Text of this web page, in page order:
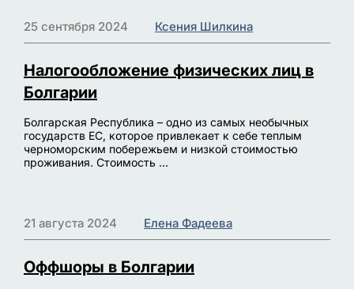
25 сентября 2024 Ксения Шилкина
Налогообложение физических лиц в
Болгарии
Болгарская Республика – одно из самых необычных
государств ЕС, которое привлекает к себе теплым
черноморским побережьем и низкой стоимостью
проживания. Стоимость ...
21 августа 2024 Елена Фадеева
Оффшоры в Болгарии